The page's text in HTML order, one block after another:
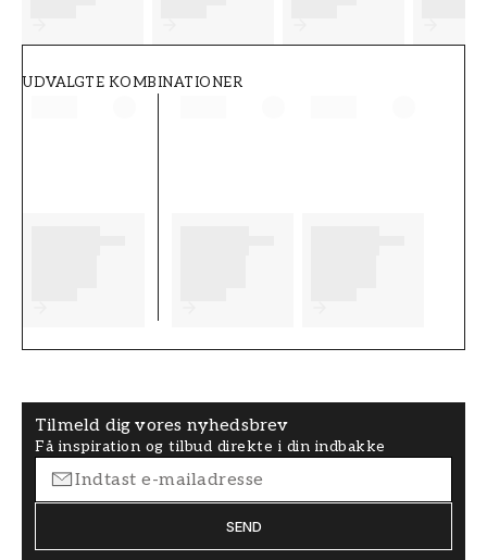
UDVALGTE KOMBINATIONER
Tilmeld dig vores nyhedsbrev
Få inspiration og tilbud direkte i din indbakke
SEND